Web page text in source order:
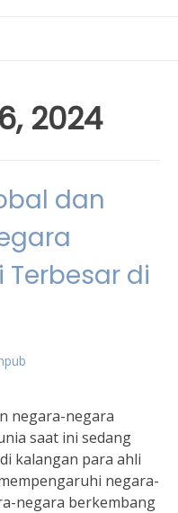
2024
dan
di
negara-negara
saat ini sedang
kalangan para ahli
negara-
negara berkembang